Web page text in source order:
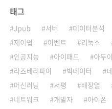
태그
Jpub 서버 데이터분석
제이펍
이벤트 리눅스
인공지능
아이패드 아두
라즈베리파이
빅데이터
머신러닝
서평 배장열
네트워크
개발자 아이폰